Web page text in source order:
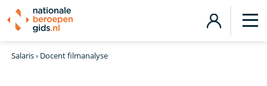
Salaris› Docent filmanalyse